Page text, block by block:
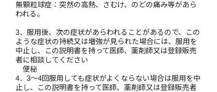
無顆粒球症：突然の高熱、さむけ、のどの痛み等があら
われる。
3．服用後、次の症状があらわれることがあるので、この
ような症状の持続又は増強が見られた場合には、服用を
中止し、この説明書を持って医師、薬剤師又は登録販売
者に相談してください
便秘
4．3～4回服用しても症状がよくならない場合は服用を中
止し、この説明書を持って医師、薬剤師又は登録販売者